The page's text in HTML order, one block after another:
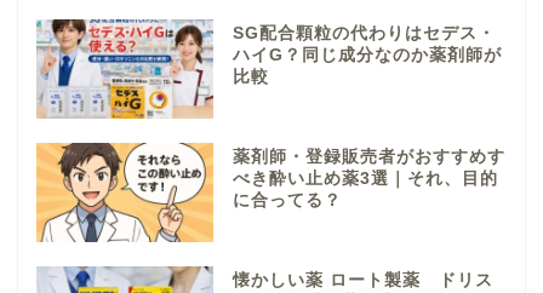
SG配合顆粒の代わりはセデス・
ハイG？同じ成分なのか薬剤師が
比較
薬剤師・登録販売者がおすすめす
べき酔い止め薬3選｜それ、目的
に合ってる？
懐かしい薬 ロート製薬 ドリス